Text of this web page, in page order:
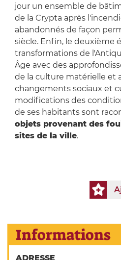
jour un ensemble de
de la Crypta après
abandonnés de façon
siècle. Enfin, le deuxième
transformations de
Âge avec des
de la culture matérielle et
changements sociaux et
modifications des
de ses habitants sont
objets provenant des
sites de la ville.
Informations
ADRESSE